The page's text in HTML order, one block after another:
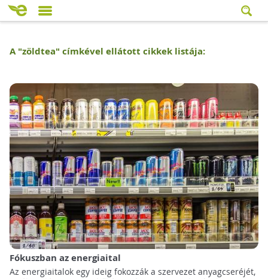
A "zöldtea" címkével ellátott cikkek listája:
Fókuszban az energiaital
Az energiaitalok egy ideig fokozzák a szervezet anyagcseréjét,